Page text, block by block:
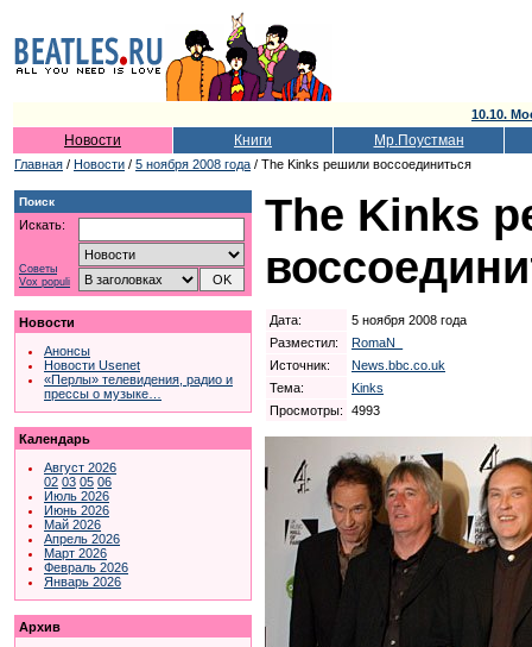
10.10.
Новости Книги Мр.Поустман
Главная / Новости / 5 ноября 2008 года / The Kinks решили воссоединиться
Поиск
Искать:
Советы
Vox populi
Новости
Анонсы
Новости Usenet
«Перлы» телевидения, радио и
прессы о музыке…
Календарь
Август 2026
02 03 05 06
Июль 2026
Июнь 2026
Май 2026
Апрель 2026
Март 2026
Февраль 2026
Январь 2026
Архив
The Kinks
Дата:
5 ноября 2008 года
Разместил:
RomaN_
Источник:
News.bbc.co.uk
Тема:
Kinks
Просмотры:
4993